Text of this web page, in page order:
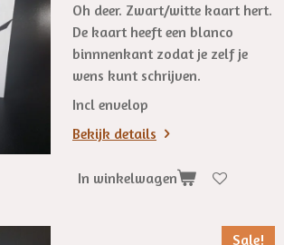
Oh deer. Zwart/witte kaart hert.
De kaart heeft een blanco
binnnenkant zodat je zelf je
wens kunt schrijven.
Incl envelop
Bekijk details
In winkelwagen
Sale!